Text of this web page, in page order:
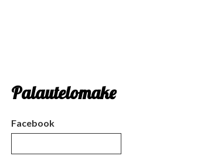
Palautelomake
Facebook